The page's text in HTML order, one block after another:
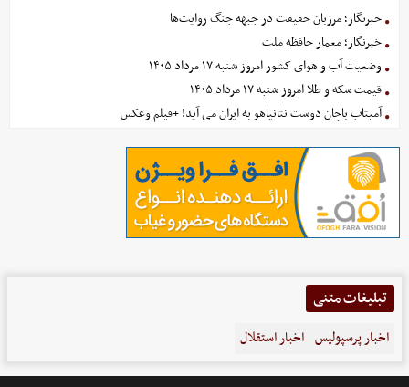
خبرنگار؛ مرزبان حقیقت در جبهه جنگ روایت‌ها
خبرنگار؛ معمار حافظه ملت
وضعیت آب و هوای کشور امروز شنبه ۱۷ مرداد ۱۴۰۵
قیمت سکه و طلا امروز شنبه ۱۷ مرداد ۱۴۰۵
آمیتاب باچان دوست نتانیاهو به ایران می آید! +فیلم وعکس
تبلیغات متنی
اخبار پرسپولیس اخبار استقلال